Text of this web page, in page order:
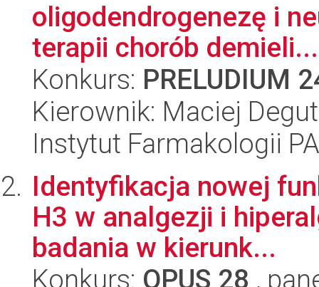
oligodendrogenezę i
terapii chorób demieli...
Konkurs: PRELUDIUM
Kierownik: Maciej
Instytut Farmakologii
Identyfikacja nowej
H3 w analgezji i
badania w kierunk...
Konkurs: OPUS 28 ,